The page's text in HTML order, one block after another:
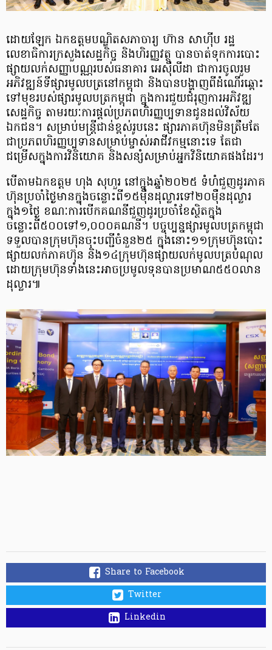
ដោយឡែក ឯកឧត្តមបណ្ឌិតសភាចារ្យ ហ៊ាន សាហ៊ីប រដ្ឋ
លេខាធិការក្រសួងសេដ្ឋកិច្ច និងហិរញ្ញវត្ថុ បានចាត់ទុកការបោះ
ផ្សាយលក់សញ្ញាបណ្ណរបស់ធនាគារ អេស៊ីលីដា ជាការចូលរួម
អភិវឌ្ឍន៍ទីផ្សារមូលបត្រនៅកម្ពុជា និងបានបង្ហាញពីដំណើរឆ្ពោះ
ទៅមុខរបស់ផ្សារមូលបត្រកម្ពុជា ក្នុងការជួយជំរុញការអភិវឌ្ឍ
សេដ្ឋកិច្ច តាមរយៈការផ្ដល់ប្រភពហិរញ្ញប្បទានជូនដល់វិស័យ
ឯកជន។ សម្រាប់មន្ត្រីជាន់ខ្ពស់រូបនេះ ផ្សារភាគហ៊ុនមិនត្រឹមតែ
ជាប្រភពហិរញ្ញប្បទានសម្រាប់ម្ចាស់អាជីវកម្មនោះទេ តែជា
ជម្រើសក្នុងការវិនិយោគ និងសន្សំសម្រាប់អ្នកវិនិយោគផងដែរ។
បើតាមឯកឧត្តម ហុង សុហួរ នៅក្នុងឆ្នាំ២០២៥ ទំហំជួញដូរភាគ
ហ៊ុនប្រចាំថ្ងៃមានក្នុងចន្លោះពី១៥ម៉ឺនដុល្លារទៅ២០ម៉ឺនដុល្លារ
ក្នុង១ថ្ងៃ ខណៈការបើកគណនីជួញដូរប្រចាំខែស្ថិតក្នុង
ចន្លោះពី៥០០ទៅ១,០០០គណនី។ បច្ចុប្បន្នផ្សារមូលបត្រកម្ពុជា
ទទួលបានក្រុមហ៊ុនចុះបញ្ជីចំនួន២៥ ក្នុងនោះ១១ក្រុមហ៊ុនបោះ
ផ្សាយលក់ភាគហ៊ុន និង១៤ក្រុមហ៊ុនផ្សាយលក់មូលបត្របំណុល
ដោយក្រុមហ៊ុនទាំងនេះអាចប្រមូលទុនបានប្រមាណ៥៥០លាន
ដុល្លារ៕
Share to Facebook
Twitter
Linkedin